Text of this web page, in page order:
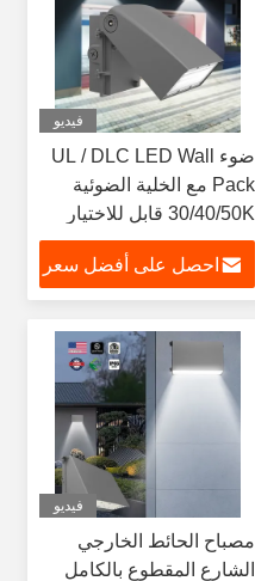
فيديو
ضوء UL / DLC LED Wall
Pack مع الخلية الضوئية
30/40/50K قابل للاختيار
5600lm 11200lm
11200lm قابل للتعديلاحصل على أفضل سعر
فيديو
مصباح الحائط الخارجي
الشارع المقطوع بالكامل